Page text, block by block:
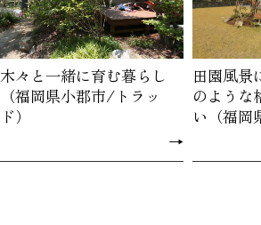
木々と一緒に育む暮らし
（福岡県小郡市/トラッ
ド）
→
田園風景
のような
い（福岡